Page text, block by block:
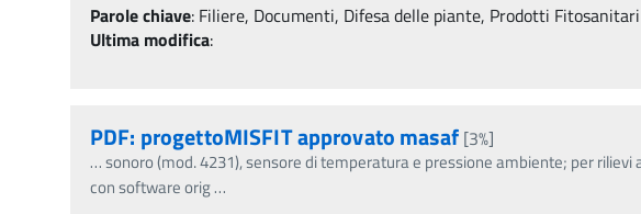
Parole chiave: Filiere, Documenti, Difesa delle piante, Prodotti Fitosanitari
Ultima modifica:
PDF: progettoMISFIT approvato masaf [3%]
…sonoro (mod. 4231), sensore di temperatura e pressione ambiente; per
con software orig…